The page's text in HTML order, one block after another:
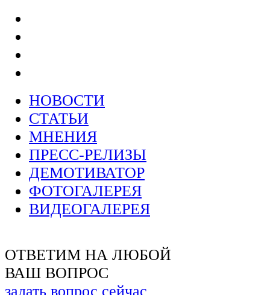
НОВОСТИ
СТАТЬИ
МНЕНИЯ
ПРЕСС-РЕЛИЗЫ
ДЕМОТИВАТОР
ФОТОГАЛЕРЕЯ
ВИДЕОГАЛЕРЕЯ
ОТВЕТИМ НА ЛЮБОЙ
ВАШ ВОПРОС
задать вопрос сейчас